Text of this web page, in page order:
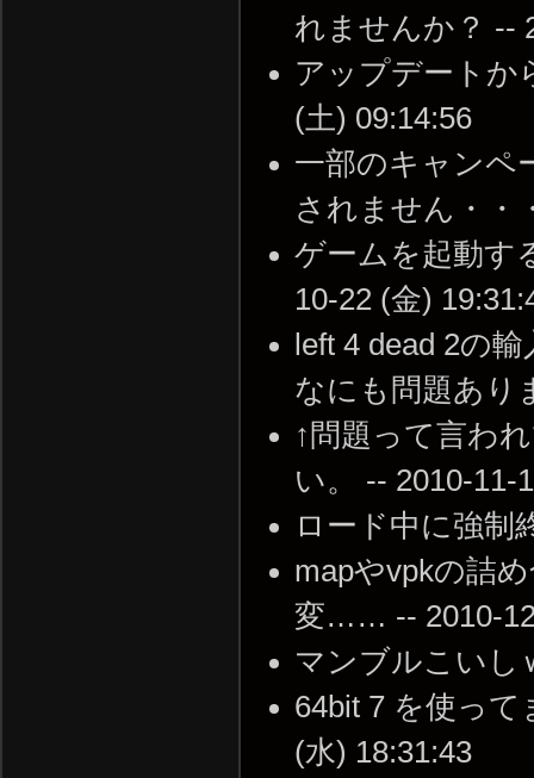
れませんか？ --
アップデートか
(土) 09:14:56
一部のキャンペ
されません・・
ゲームを起動す
10-22 (金)
left 4 dead 2の
なにも問題あり
↑問題って言わ
い。 -- 2010-11-
ロード中に強制
mapやvpkの詰
変…… -- 2010-
マンブルこいし
64bit 7 を使っ
(水) 18:31:43